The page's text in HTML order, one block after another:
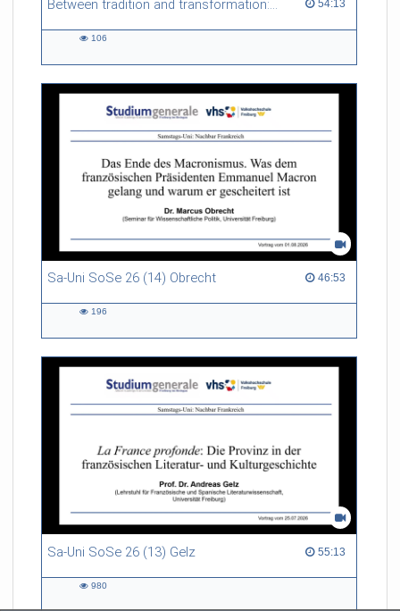
Between tradition and transformation: how owners, advisers and institutions co-create knowledge for resilient forests in Europe 54:13
54:13 duration
106
Sa-Uni SoSe 26 (14) Obrecht 46:53
46:53 duration
196
Sa-Uni SoSe 26 (13) Gelz 55:13
55:13 duration
980